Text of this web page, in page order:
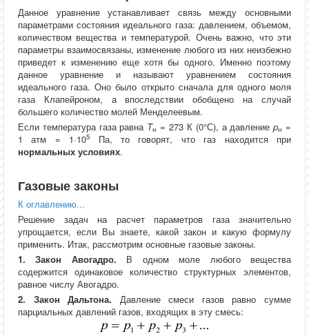
Данное уравнение устанавливает связь между основными
параметрами состояния идеального газа: давлением, объемом,
количеством вещества и температурой. Очень важно, что эти
параметры взаимосвязаны, изменение любого из них неизбежно
приведет к изменению еще хотя бы одного. Именно поэтому
данное уравнение и называют уравнением состояния
идеального газа. Оно было открыто сначала для одного моля
газа Клапейроном, а впоследствии обобщено на случай
большего количество молей Менделеевым.
Если температура газа равна Tн = 273 К (0°С), а давлениеpн =
1 атм = 1·105
Па, то говорят, что газ находится при
нормальных условиях.
Газовые законы
К оглавлению...
Решение задач на расчет параметров газа значительно
упрощается, если Вы знаете, какой закон и какую формулу
применить. Итак, рассмотрим основные газовые законы.
1. Закон Авогадро. В одном моле любого вещества
содержится одинаковое количество структурных элементов,
равное числу Авогадро.
2. Закон Дальтона. Давление смеси газов равно сумме
парциальных давлений газов, входящих в эту смесь: